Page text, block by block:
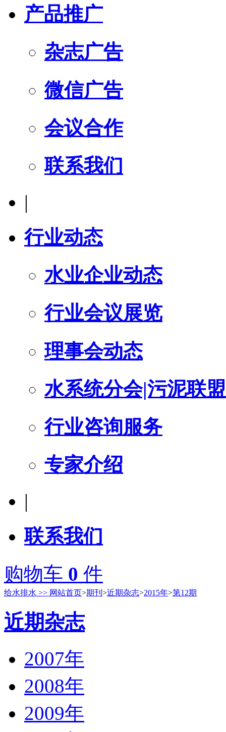
产品推广
杂志广告
微信广告
会议合作
联系我们
|
行业动态
水业企业动态
行业会议展览
理事会动态
水系统分会|污泥联
行业咨询服务
专家介绍
|
联系我们
购物车 0 件
给水排水 >> 网站首页>期刊 >近期杂志>2015年>第12期
近期杂志
2007年
2008年
2009年